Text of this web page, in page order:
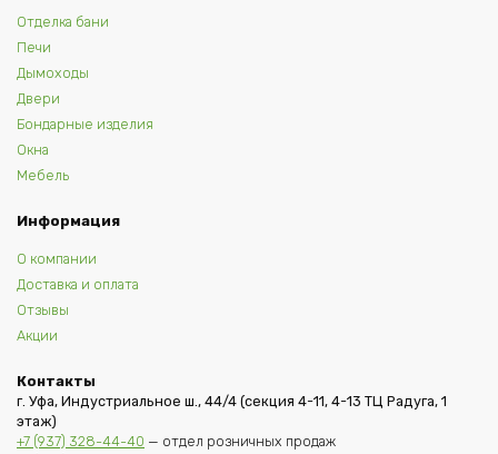
Отделка бани
Печи
Дымоходы
Двери
Бондарные изделия
Окна
Мебель
Информация
О компании
Доставка и оплата
Отзывы
Акции
Контакты
г. Уфа, Индустриальное ш., 44/4 (секция 4-11, 4-13 ТЦ Радуга, 1
этаж)
+7 (937) 328-44-40 — отдел розничных продаж